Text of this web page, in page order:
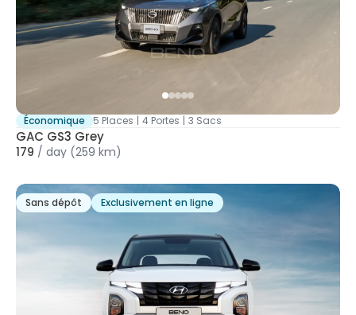
Économique 5 Places 4 Portes 3 Sacs
GAC GS3 Grey
179 / day (259 km)
Sans dépôt Exclusivement en ligne